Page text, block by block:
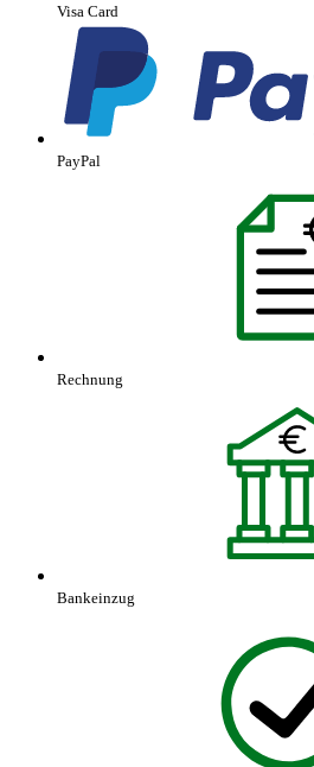
Visa Card
PayPal
Rechnung
Bankeinzug